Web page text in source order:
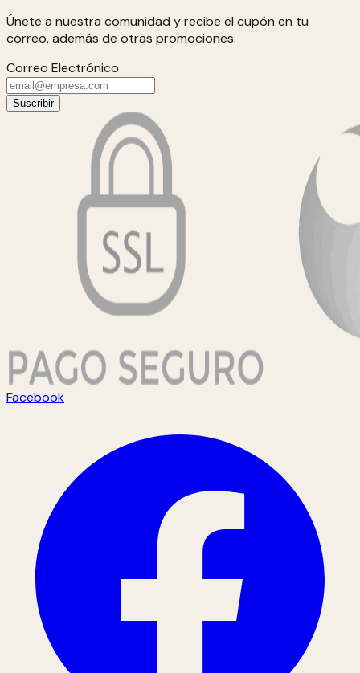
Únete a nuestra comunidad y recibe el cupón en tu
correo, además de otras promociones.
Correo Electrónico
Suscribir
Facebook